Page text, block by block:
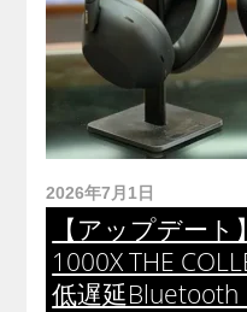
2026年7月1日
【アップデー
1000X THE
低遅延Bluetooth